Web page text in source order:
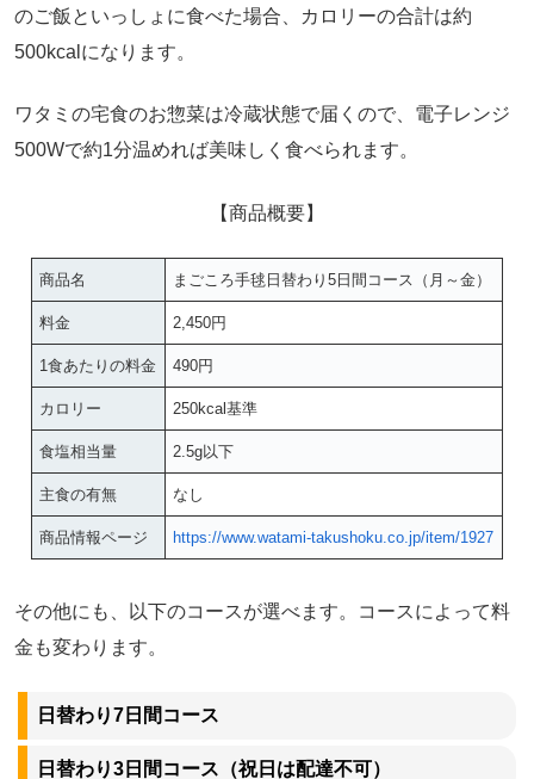
のご飯といっしょに食べた場合、カロリーの合計は約
500kcalになります。
ワタミの宅食のお惣菜は冷蔵状態で届くので、電子レンジ
500Wで約1分温めれば美味しく食べられます。
【商品概要】
商品名 まごころ手毬日替わり5日間コース（月～金）
料金 2,450円
1食あたりの料金 490円
カロリー 250kcal基準
食塩相当量 2.5g以下
主食の有無 なし
商品情報ページ https://www.watami-takushoku.co.jp/item/1927
その他にも、以下のコースが選べます。コースによって料
金も変わります。
日替わり7日間コース
日替わり3日間コース（祝日は配達不可）